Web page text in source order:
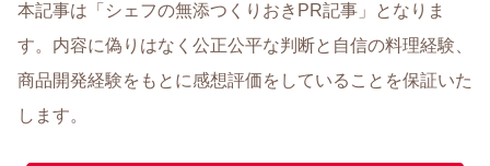
本記事は「シェフの無添つくりおきPR記事」となりま
す。内容に偽りはなく公正公平な判断と自信の料理経験、
商品開発経験をもとに感想評価をしていることを保証いた
します。